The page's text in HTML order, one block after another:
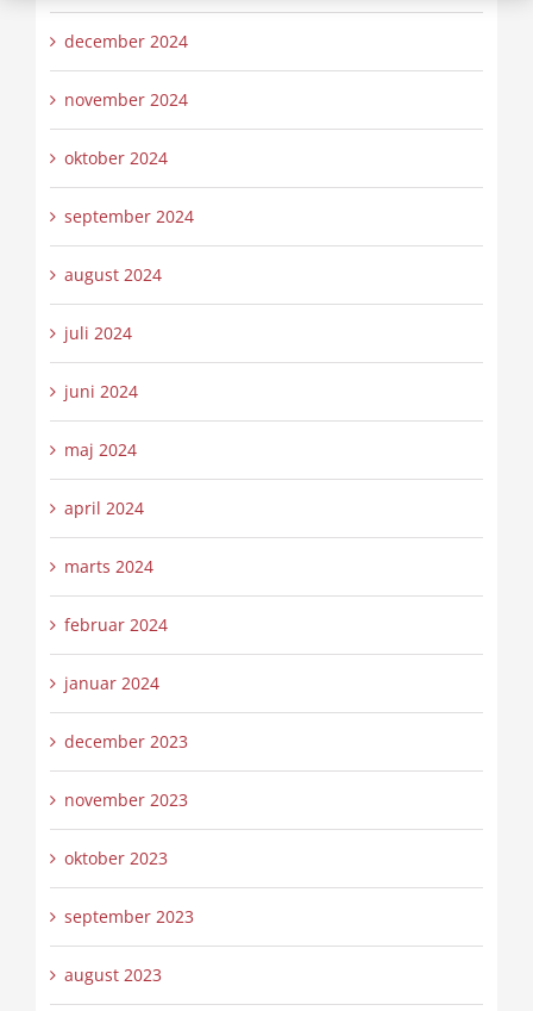
december 2024
november 2024
oktober 2024
september 2024
august 2024
juli 2024
juni 2024
maj 2024
april 2024
marts 2024
februar 2024
januar 2024
december 2023
november 2023
oktober 2023
september 2023
august 2023